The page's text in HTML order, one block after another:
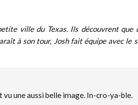
ville du Texas. Ils découvrent que
à son tour, Josh fait équipe avec le
une aussi belle image. In-cro-ya-ble.